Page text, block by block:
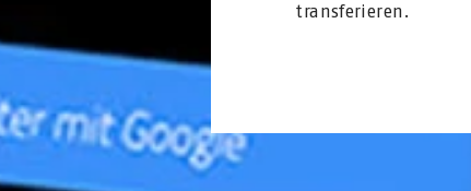
transferieren.